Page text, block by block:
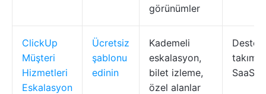
görünümler
ClickUp
Müşteri
Hizmetleri
Eskalasyon
Ücretsiz
şablonu
edinin
Kademeli
eskalasyon,
bilet izleme,
özel alanlar
SaaS